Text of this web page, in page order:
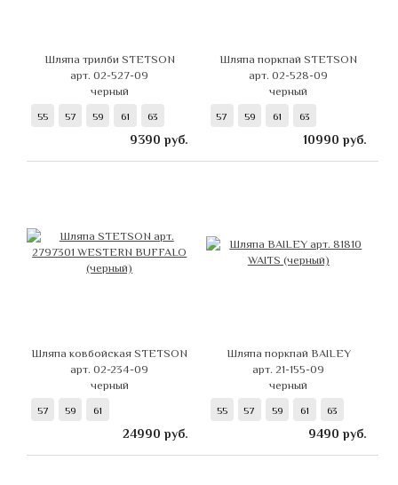
Шляпа трилби STETSON
арт. 02-527-09
черный
55 57 59 61 63
9390 руб.
Шляпа поркпай STETSON
арт. 02-528-09
черный
57 59 61 63
10990 руб.
Шляпа ковбойская STETSON
арт. 02-234-09
черный
57 59 61
24990 руб.
Шляпа поркпай BAILEY
арт. 21-155-09
черный
55 57 59 61 63
9490 руб.